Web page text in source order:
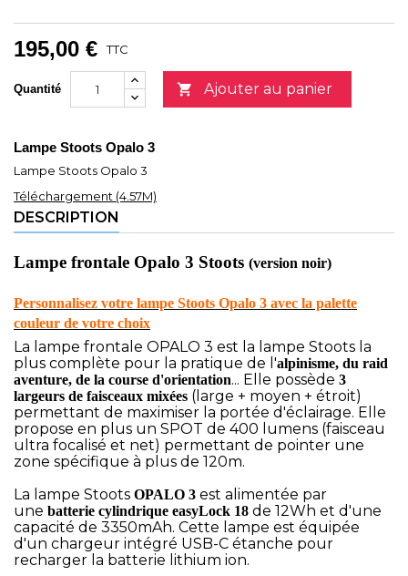
195,00 € TTC
Quantité  Ajouter au panier
Lampe Stoots Opalo 3
Lampe Stoots Opalo 3
Téléchargement (4.57M)
DESCRIPTION
Lampe frontale Opalo 3 Stoots (version noir)
Personnalisez votre lampe Stoots Opalo 3 avec la palette
couleur de votre choix
La lampe frontale OPALO 3 est la lampe Stoots la
plus complète pour la pratique de l'alpinisme, du raid
aventure, de la course d'orientation... Elle possède 3
largeurs de faisceaux mixées (large + moyen + étroit)
permettant de maximiser la portée d'éclairage. Elle
propose en plus un SPOT de 400 lumens (faisceau
ultra focalisé et net) permettant de pointer une
zone spécifique à plus de 120m.
La lampe Stoots OPALO 3 est alimentée par
une batterie cylindrique easyLock 18 de 12Wh et d'une
capacité de 3350mAh. Cette lampe est équipée
d'un chargeur intégré USB-C étanche pour
recharger la batterie lithium ion.